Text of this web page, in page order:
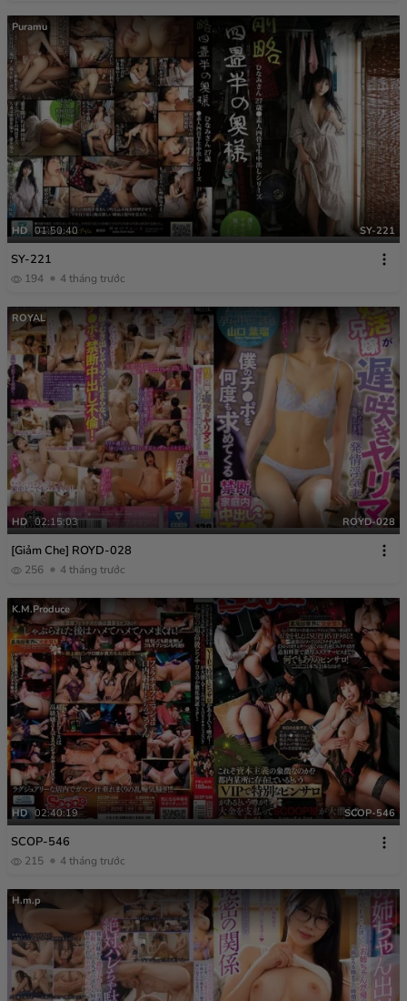
Puramu
HD 01:50:40 SY-221
SY-221
194 4 tháng trước
ROYAL
HD 02:15:03 ROYD-028
[Giảm Che] ROYD-028
256 4 tháng trước
K.M.Produce
HD 02:40:19 SCOP-546
SCOP-546
215 4 tháng trước
H.m.p